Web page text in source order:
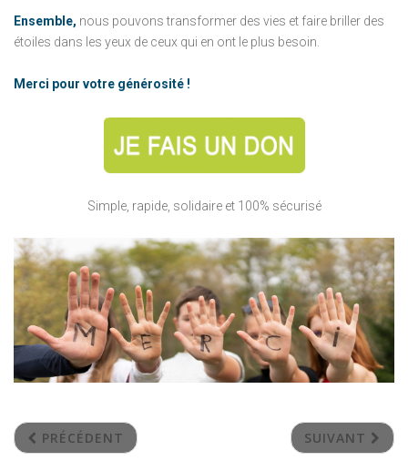
Ensemble, nous pouvons transformer des vies et faire briller des
étoiles dans les yeux de ceux qui en ont le plus besoin.
Merci pour votre générosité !
Simple, rapide, solidaire et 100% sécurisé
PRÉCÉDENT SUIVANT